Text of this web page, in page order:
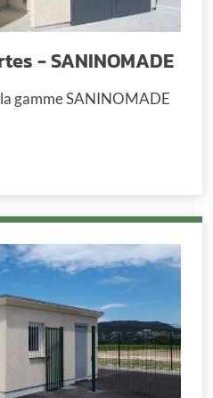
- SANINOMADE
gamme SANINOMADE